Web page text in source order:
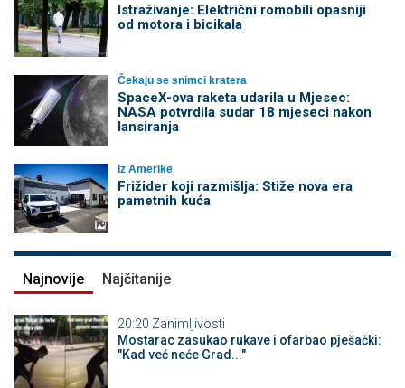
Istraživanje: Električni romobili opasniji
od motora i bicikala
Čekaju se snimci kratera
SpaceX-ova raketa udarila u Mjesec:
NASA potvrdila sudar 18 mjeseci nakon
lansiranja
Iz Amerike
Frižider koji razmišlja: Stiže nova era
pametnih kuća
Najnovije Najčitanije
20:20 Zanimljivosti
Mostarac zasukao rukave i ofarbao pješački:
"Kad već neće Grad..."